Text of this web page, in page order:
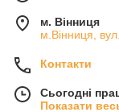
м. Вінниця
м.Вінниця,
Контакти
Сьогодні
Показати